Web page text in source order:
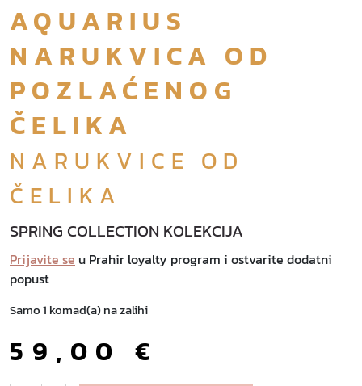
AQUARIUS
NARUKVICA OD
POZLAĆENOG
ČELIKA
NARUKVICE OD
ČELIKA
SPRING COLLECTION KOLEKCIJA
Prijavite se u Prahir loyalty program i ostvarite dodatni
popust
Samo 1 komad(a) na zalihi
59,00€